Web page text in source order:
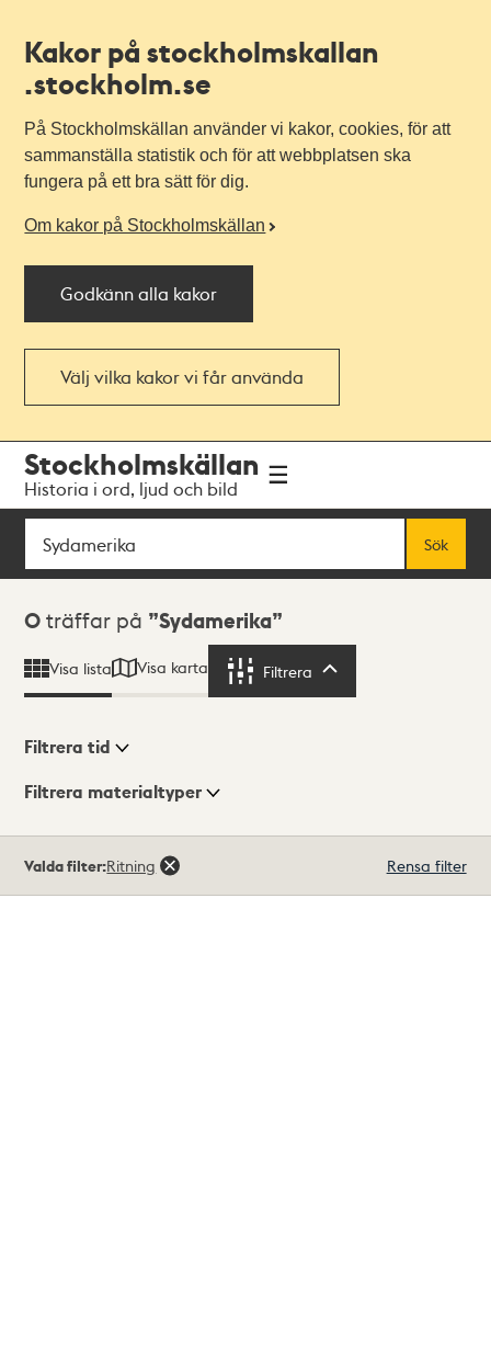
Kakor på stockholmskallan
.stockholm.se
På Stockholmskällan använder vi kakor, cookies, för att
sammanställa statistik och för att webbplatsen ska
fungera på ett bra sätt för dig.
Om kakor på Stockholmskällan
Godkänn alla kakor
Välj vilka kakor vi får använda
navigationen
huvudinnehållet
Stockholmskällan
Historia i ord, ljud och bild
Sök
Sök
Sökresultat
0 träffar på Sydamerika
Visa lista Visa karta Filtrera
Visningsläge
Filtrera tid
Filtrera materialtyper
träffar
Valda filter:Ritning Rensa filter